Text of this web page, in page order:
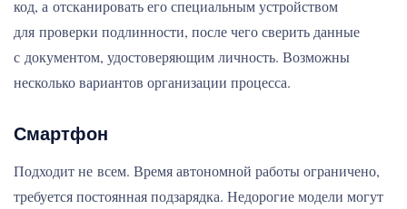
код, а отсканировать его специальным устройством
для проверки подлинности, после чего сверить данные
с документом, удостоверяющим личность. Возможны
несколько вариантов организации процесса.
Смартфон
Подходит не всем. Время автономной работы ограничено,
требуется постоянная подзарядка. Недорогие модели могут